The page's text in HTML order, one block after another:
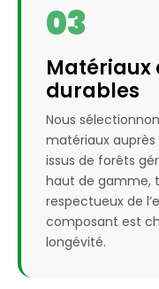
03
Matériaux
durables
Nous
matériaux auprès
issus de forêts
haut de gamme,
respectueux de
composant est
longévité.